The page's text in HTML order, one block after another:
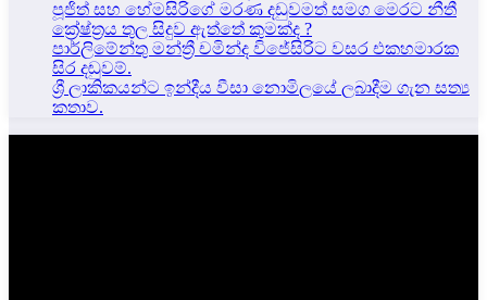
පූජිත් සහ හේමසිරිගේ මරණ දඩුවමත් සමග මෙරට නීතී
ක්‍රේෂ්ත්‍රය තුල සිදුව ඇත්තේ කුමක්ද ?
පාර්ලිමේන්තු මන්ත්‍රී චමින්ද විජේසිරිට වසර එකහමාරක
සිර දඬුවම්.
ශ්‍රී ලාකිකයන්ට ඉන්දීය වීසා නොමිලයේ ලබාදීම ගැන සත්‍ය
කතාව.